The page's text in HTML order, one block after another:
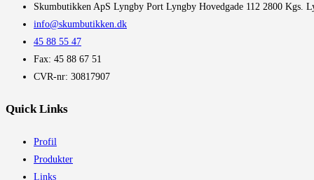
​Skumbutikken ApS Lyngby Port Lyngby Hovedgade 112 2800 Kgs.
info@skumbutikken.dk
45 88 55 47
Fax: 45 88 67 51
CVR-nr: 30817907
Quick Links
Profil
Produkter
Links